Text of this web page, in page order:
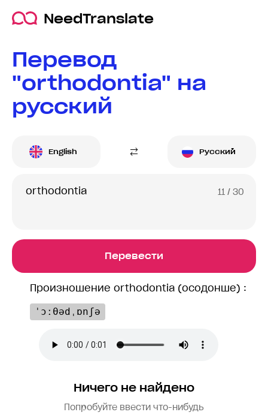
NeedTranslate
Перевод
"orthodontia" на
русский
English Русский
11 / 30
Перевести
Произношение orthodontia (осодонше) :
ˈɔːθədˌɒnʃə
Ничего не найдено
Попробуйте ввести что-нибудь